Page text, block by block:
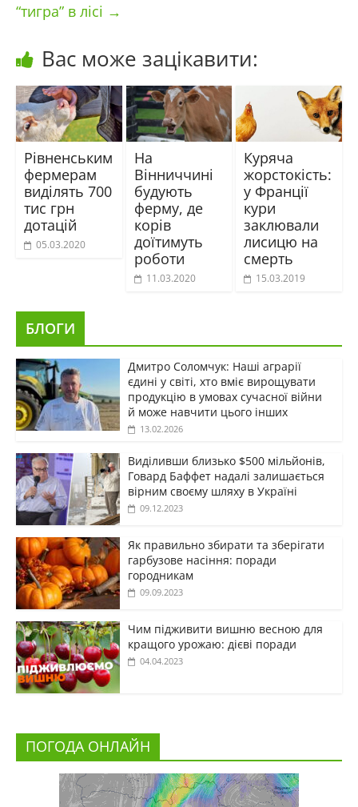
“тигра” в лісі →
Вас може зацікавити:
Рівненським
фермерам
виділять 700
тис грн
дотацій
05.03.2020
На
Вінниччині
будують
ферму, де
корів
доїтимуть
роботи
11.03.2020
Куряча
жорстокість:
у Франції
кури
заклювали
лисицю на
смерть
15.03.2019
БЛОГИ
Дмитро Соломчук: Наші аграрії
єдині у світі, хто вміє вирощувати
продукцію в умовах сучасної війни
й може навчити цього інших
13.02.2026
Виділивши близько $500 мільйонів,
Говард Баффет надалі залишається
вірним своєму шляху в Україні
09.12.2023
Як правильно збирати та зберігати
гарбузове насіння: поради
городникам
09.09.2023
Чим підживити вишню весною для
кращого урожаю: дієві поради
04.04.2023
ПОГОДА ОНЛАЙН